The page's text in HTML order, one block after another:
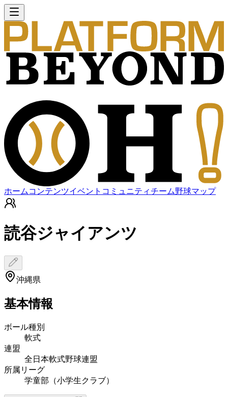
ホーム コンテンツイベント コミュニティチーム野球マップ
読谷ジャイアンツ
沖縄県
基本情報
ボール種別
軟式
連盟
全日本軟式野球連盟
所属リーグ
学童部（小学生クラブ）